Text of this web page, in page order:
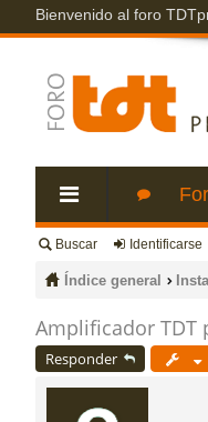
Bienvenido al foro
nl
es
rá
Buscar Identificarse
Índice general
Amplificador TDT
Responder